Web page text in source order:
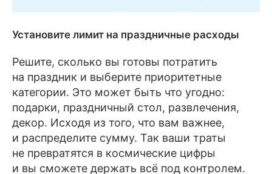
Установите лимит на праздничные расходы
Решите, сколько вы готовы потратить
на праздник и выберите приоритетные
категории. Это может быть что угодно:
подарки, праздничный стол, развлечения,
декор. Исходя из того, что вам важнее,
и распределите сумму. Так ваши траты
не превратятся в космические цифры
и вы сможете держать всё под контролем.